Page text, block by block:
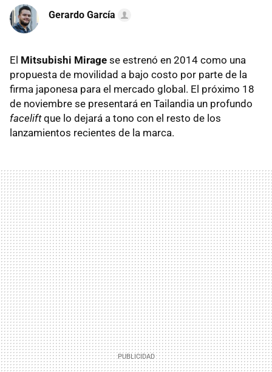
Gerardo García
El Mitsubishi Mirage se estrenó en 2014 como una
propuesta de movilidad a bajo costo por parte de la
firma japonesa para el mercado global. El próximo 18
de noviembre se presentará en Tailandia un profundo
faceliftque lo dejará a tono con el resto de los
lanzamientos recientes de la marca.